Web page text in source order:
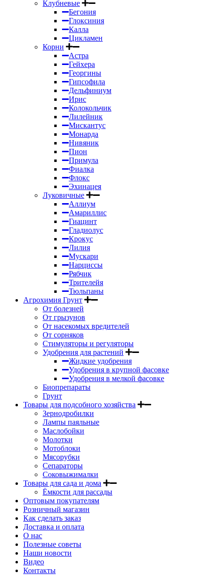
Клубневые
Бегония
Глоксиния
Калла
Цикламен
Корни
Астра
Гейхера
Георгины
Гипсофила
Дельфиниум
Ирис
Колокольчик
Лилейник
Мискантус
Монарда
Нивяник
Пион
Примула
Фиалка
Флокс
Эхинацея
Луковичные
Аллиум
Амариллис
Гиацинт
Гладиолус
Крокус
Лилия
Мускари
Нарциссы
Рябчик
Трителейя
Тюльпаны
Агрохимия Грунт
От болезней
От грызунов
От насекомых вредителей
От сорняков
Стимуляторы и регуляторы
Удобрения для растений
Жидкие удобрения
Удобрения в крупной фасовке
Удобрения в мелкой фасовке
Биопрепараты
Грунт
Товары для подсобного хозяйства
Зернодробилки
Лампы паяльные
Маслобойки
Молотки
Мотоблоки
Мясорубки
Сепараторы
Соковыжималки
Товары для сада и дома
Ёмкости для рассады
Оптовым покупателям
Розничный магазин
Как сделать заказ
Доставка и оплата
О нас
Полезные советы
Наши новости
Видео
Контакты